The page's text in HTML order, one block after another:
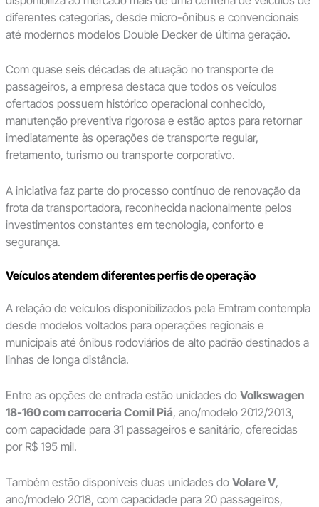
diferentes categorias, desde micro-ônibus e convencionais
até modernos modelos Double Decker de última geração.
Com quase seis décadas de atuação no transporte de
passageiros, a empresa destaca que todos os veículos
ofertados possuem histórico operacional conhecido,
manutenção preventiva rigorosa e estão aptos para retornar
imediatamente às operações de transporte regular,
fretamento, turismo ou transporte corporativo.
A iniciativa faz parte do processo contínuo de renovação da
frota da transportadora, reconhecida nacionalmente pelos
investimentos constantes em tecnologia, conforto e
segurança.
Veículos atendem diferentes perfis de operação
A relação de veículos disponibilizados pela Emtram contempla
desde modelos voltados para operações regionais e
municipais até ônibus rodoviários de alto padrão destinados a
linhas de longa distância.
Entre as opções de entrada estão unidades do Volkswagen
18-160 com carroceria Comil Piá, ano/modelo 2012/2013,
com capacidade para 31 passageiros e sanitário, oferecidas
por R$ 195 mil.
Também estão disponíveis duas unidades do Volare V,
ano/modelo 2018, com capacidade para 20 passageiros,